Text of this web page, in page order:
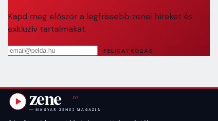
Kapd meg először a legfrissebb zenei híreket és
exkluzív tartalmakat.
Email cím
FELIRATKOZÁS